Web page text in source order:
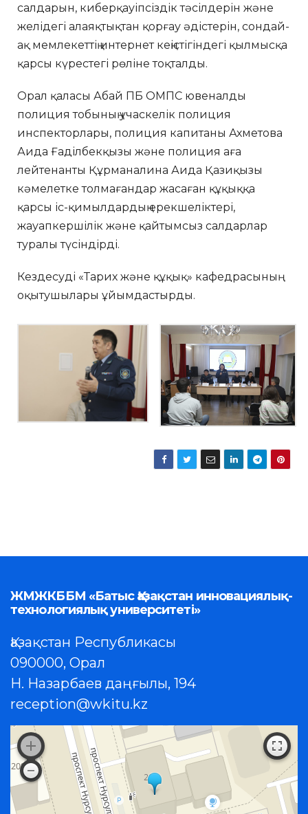
салдарын, киберқауіпсіздік тәсілдерін және
желідегі алаяқтықтан қорғау әдістерін, сондай-
ақ мемлекеттің интернет кеңістігіндегі қылмысқа
қарсы күрестегі рөліне тоқталды.
Орал қаласы Абай ПБ ОМПС ювеналды
полиция тобының учаскелік полиция
инспекторлары, полиция капитаны Ахметова
Аида Ғаділбекқызы және полиция аға
лейтенанты Құрманалина Аида Қазиқызы
кәмелетке толмағандар жасаған құқыққа
қарсы іс-қимылдардың ерекшеліктері,
жауапкершілік және қайтымсыз салдарлар
туралы түсіндірді.
Кездесуді «Тарих және құқық» кафедрасының
оқытушылары ұйымдастырды.
ЖМЖКББМ «Батыс Қазақстан инновациялық-
технологиялық университеті»
Қазақстан Республикасы
090000, Орал
Н. Назарбаев даңғылы, 194
reception@wkitu.kz